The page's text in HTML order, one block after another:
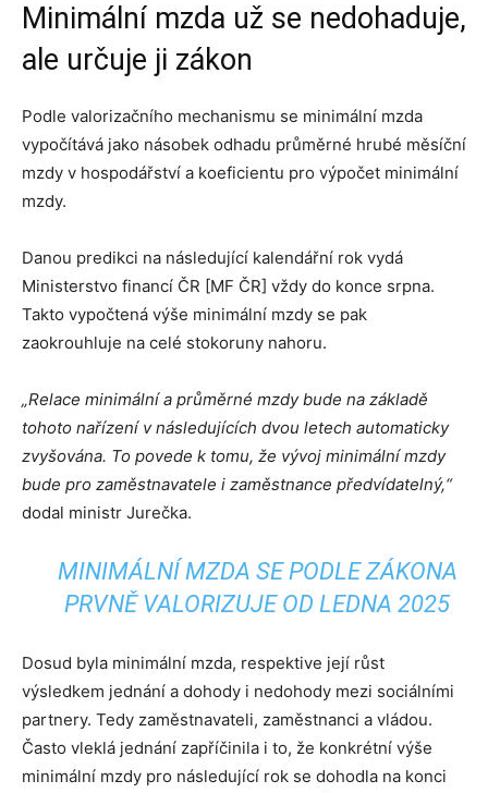
Minimální mzda už se nedohaduje,
ale určuje ji zákon
Podle valorizačního mechanismu se minimální mzda
vypočítává jako násobek odhadu průměrné hrubé měsíční
mzdy v hospodářství a koeficientu pro výpočet minimální
mzdy.
Danou predikci na následující kalendářní rok vydá
Ministerstvo financí ČR [MF ČR] vždy do konce srpna.
Takto vypočtená výše minimální mzdy se pak
zaokrouhluje na celé stokoruny nahoru.
„Relace minimální a průměrné mzdy bude na základě
tohoto nařízení v následujících dvou letech automaticky
zvyšována. To povede k tomu, že vývoj minimální mzdy
bude pro zaměstnavatele i zaměstnance předvídatelný,“
dodal ministr Jurečka.
MINIMÁLNÍ MZDA SE PODLE ZÁKONA
PRVNĚ VALORIZUJE OD LEDNA 2025
Dosud byla minimální mzda, respektive její růst
výsledkem jednání a dohody i nedohody mezi sociálními
partnery. Tedy zaměstnavateli, zaměstnanci a vládou.
Často vleklá jednání zapříčinila i to, že konkrétní výše
minimální mzdy pro následující rok se dohodla na konci